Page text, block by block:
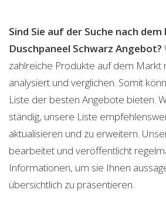
Sind Sie auf der Suche nach
Duschpaneel Schwarz Angebot?
zahlreiche Produkte auf dem Markt
analysiert und verglichen. Somit
Liste der besten Angebote bieten.
ständig, unsere Liste
aktualisieren und zu erweitern.
bearbeitet und veröffentlicht
Informationen, um sie Ihnen
übersichtlich zu präsentieren.